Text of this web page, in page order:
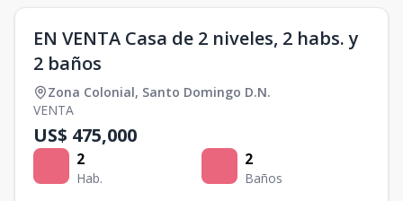
EN VENTA Casa de 2 niveles, 2 habs. y
2 baños
Zona Colonial, Santo Domingo D.N.
VENTA
US$ 475,000
2
Hab.
2
Baños